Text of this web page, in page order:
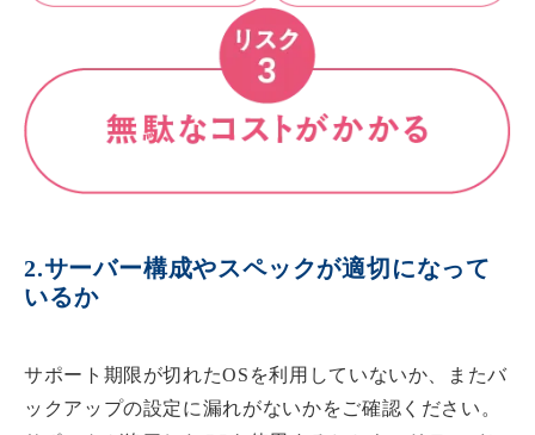
2.サーバー構成やスペックが適切になって
いるか
サポート期限が切れたOSを利用していないか、またバ
ックアップの設定に漏れがないかをご確認ください。